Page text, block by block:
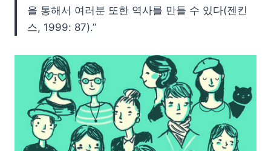
을 통해서 여러분 또한 역사를 만들 수 있다(젠킨
스, 1999: 87).”